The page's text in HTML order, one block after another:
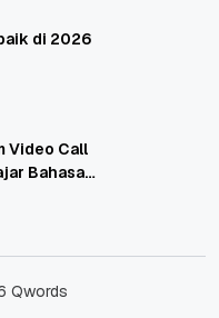
di 2026
Video Call
Bahasa
Qwords